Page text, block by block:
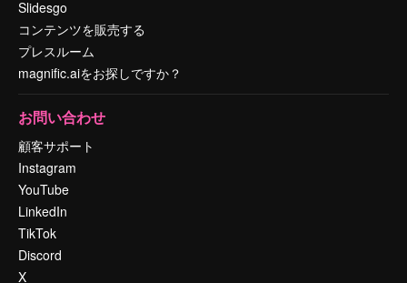
Slidesgo
コンテンツを販売する
プレスルーム
magnific.aiをお探しですか？
お問い合わせ
顧客サポート
Instagram
YouTube
LinkedIn
TikTok
Discord
X